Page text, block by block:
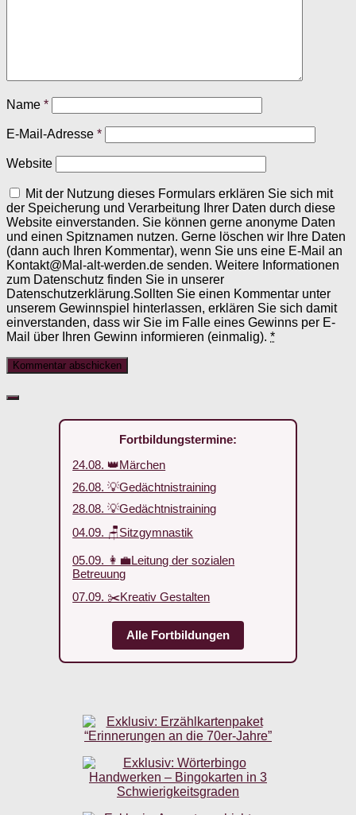
Name *
E-Mail-Adresse *
Website
Mit der Nutzung dieses Formulars erklären Sie sich mit
der Speicherung und Verarbeitung Ihrer Daten durch diese
Website einverstanden. Sie können gerne anonyme Daten
und einen Spitznamen nutzen. Gerne löschen wir Ihre Daten
(dann auch Ihren Kommentar), wenn Sie uns eine E-Mail an
Kontakt@Mal-alt-werden.de senden. Weitere Informationen
zum Datenschutz finden Sie in unserer
Datenschutzerklärung.Sollten Sie einen Kommentar unter
unserem Gewinnspiel hinterlassen, erklären Sie sich damit
einverstanden, dass wir Sie im Falle eines Gewinns per E-
Mail über Ihren Gewinn informieren (einmalig). *
Fortbildungstermine:
24.08. 👑Märchen
26.08. 💡Gedächtnistraining
28.08. 💡Gedächtnistraining
04.09. 🪑Sitzgymnastik
05.09. 👩‍💼Leitung der sozialen
Betreuung
07.09. ✂️Kreativ Gestalten
Alle Fortbildungen